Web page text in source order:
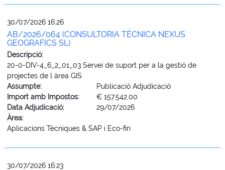
30/07/2026 16:26
AB/2026/064 (CONSULTORIA TÈCNICA NEXUS
GEOGRAFICS SL)
Descripció:
20-0-DIV-4_6_2_01_03 Servei de suport per a la gestió de
projectes de l àrea GIS
Assumpte:
Publicació Adjudicació
Import amb Impostos:
€ 157.542,00
Data Adjudicació:
29/07/2026
Àrea:
Aplicacions Tècniques & SAP i Eco-fin
30/07/2026 16:23